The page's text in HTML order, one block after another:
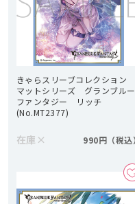
きゃらスリーブコレクション
マットシリーズ グランブルー
ファンタジー リッチ
(No.MT2377)
在庫 × 990円